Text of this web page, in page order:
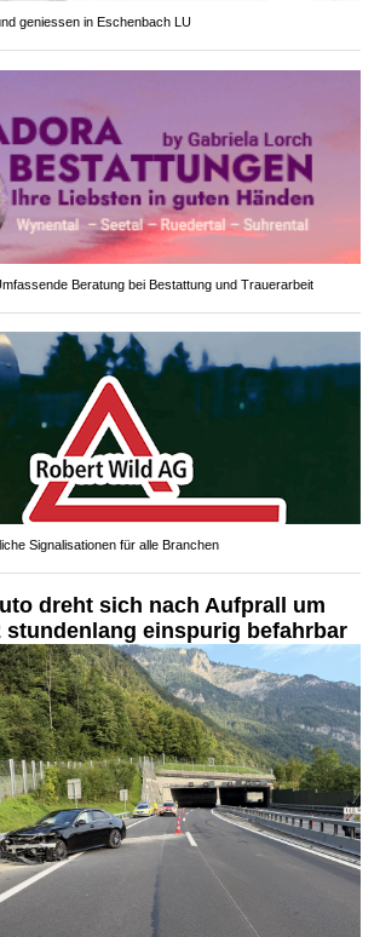
geniessen in Eschenbach LU
Beratung bei Bestattung und Trauerarbeit
Signalisationen für alle Branchen
dreht sich nach Aufprall um
stundenlang einspurig befahrbar